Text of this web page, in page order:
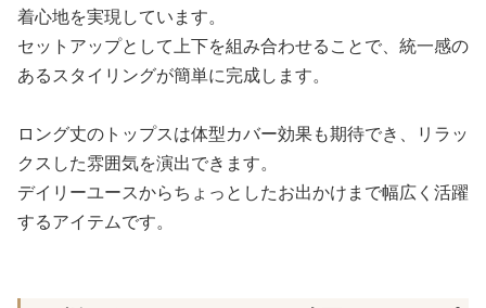
着心地を実現しています。
セットアップとして上下を組み合わせることで、統一感の
あるスタイリングが簡単に完成します。
ロング丈のトップスは体型カバー効果も期待でき、リラッ
クスした雰囲気を演出できます。
デイリーユースからちょっとしたお出かけまで幅広く活躍
するアイテムです。